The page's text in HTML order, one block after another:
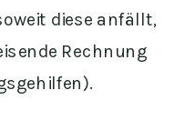
diese anfällt,
Rechnung